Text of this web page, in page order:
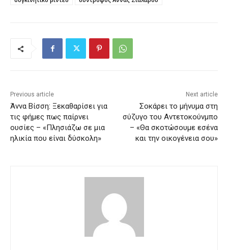
Previous article
Άννα Βίσση: Ξεκαθαρίσει για
τις φήμες πως παίρνει
ουσίες – «Πλησιάζω σε μια
ηλικία που είναι δύσκολη»
Next article
Σοκάρει το μήνυμα στη
σύζυγο του Αντετοκούνμπο
– «Θα σκοτώσουμε εσένα
και την οικογένεια σου»